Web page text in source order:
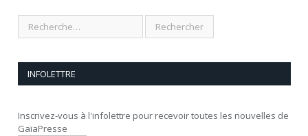
INFOLETTRE
Inscrivez-vous à l'infolettre pour recevoir toutes les nouvelles de
GaïaPresse